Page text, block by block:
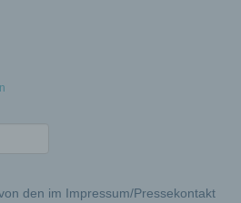
den im Impressum/Pressekontakt